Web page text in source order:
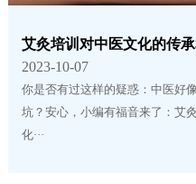
艾灸培训对中医文化的传
2023-10-07
你是否有过这样的疑惑：中医好
坑？安心，小编有福音来了：艾
化···